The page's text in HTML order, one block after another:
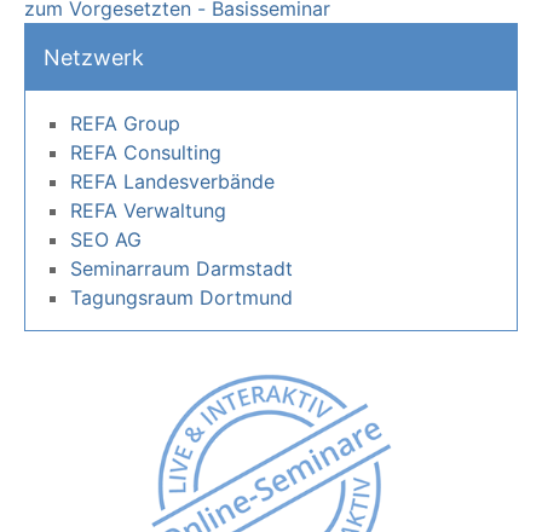
zum Vorgesetzten - Basisseminar
Netzwerk
REFA Group
REFA Consulting
REFA Landesverbände
REFA Verwaltung
SEO AG
Seminarraum Darmstadt
Tagungsraum Dortmund